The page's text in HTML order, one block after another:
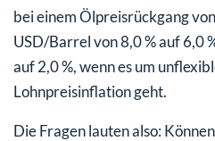
bei einem Ölpreisrückgang
USD/Barrel von 8,0 % auf 6,0
auf 2,0 %, wenn es um
Lohnpreisinflation geht.
Die Fragen lauten also: